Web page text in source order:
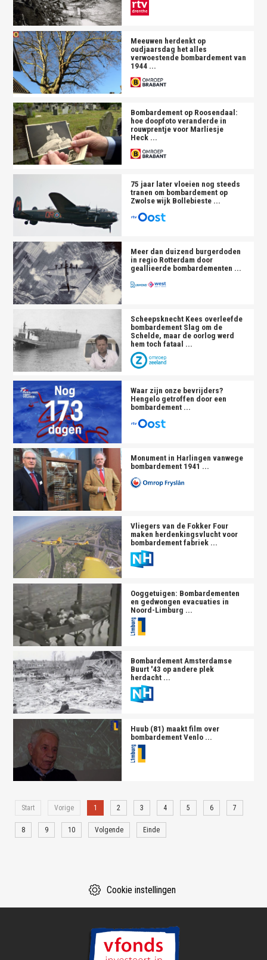
Meeuwen herdenkt op
oudjaarsdag het alles
verwoestende bombardement van
1944 ...
Bombardement op Roosendaal:
hoe doopfoto veranderde in
rouwprentje voor Marliesje
Heck ...
75 jaar later vloeien nog steeds
tranen om bombardement op
Zwolse wijk Bollebieste ...
Meer dan duizend burgerdoden
in regio Rotterdam door
geallieerde bombardementen ...
Scheepsknecht Kees overleefde
bombardement Slag om de
Schelde, maar de oorlog werd
hem toch fataal ...
Waar zijn onze bevrijders?
Hengelo getroffen door een
bombardement ...
Monument in Harlingen vanwege
bombardement 1941 ...
Vliegers van de Fokker Four
maken herdenkingsvlucht voor
bombardement fabriek ...
Ooggetuigen: Bombardementen
en gedwongen evacuaties in
Noord-Limburg ...
Bombardement Amsterdamse
Buurt '43 op andere plek
herdacht ...
Huub (81) maakt film over
bombardement Venlo ...
Start Vorige 1 2 3 4 5 6 7
8 9 10 Volgende Einde
Cookie instellingen